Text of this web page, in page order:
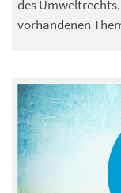
des
vorhandenen